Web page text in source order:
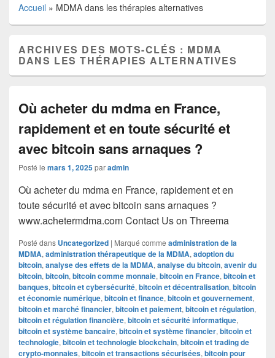
Accueil » MDMA dans les thérapies alternatives
ARCHIVES DES MOTS-CLÉS : MDMA
DANS LES THÉRAPIES ALTERNATIVES
Où acheter du mdma en France,
rapidement et en toute sécurité et
avec bitcoin sans arnaques ?
Posté le mars 1, 2025paradmin
Où acheter du mdma en France, rapidement et en
toute sécurité et avec bitcoin sans arnaques ?
www.achetermdma.com Contact Us on Threema
Posté dans Uncategorized | Marqué comme administration de la
MDMA, administration thérapeutique de la MDMA, adoption du
bitcoin, analyse des effets de la MDMA, analyse du bitcoin, avenir du
bitcoin, bitcoin, bitcoin comme monnaie, bitcoin en France, bitcoin et
banques, bitcoin et cybersécurité, bitcoin et décentralisation, bitcoin
et économie numérique, bitcoin et finance, bitcoin et gouvernement,
bitcoin et marché financier, bitcoin et paiement, bitcoin et régulation,
bitcoin et régulation financière, bitcoin et sécurité informatique,
bitcoin et système bancaire, bitcoin et système financier, bitcoin et
technologie, bitcoin et technologie blockchain, bitcoin et trading de
crypto-monnaies, bitcoin et transactions sécurisées, bitcoin pour